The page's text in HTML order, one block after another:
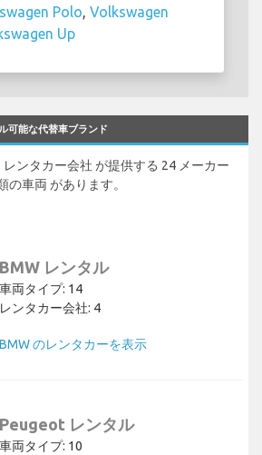
Polo, Volkswagen
Up
可能な代替車ブランド
ンタカー会社 が提供する 24 メーカー
の車両 があります。
BMW レンタル
車両タイプ: 14
レンタカー会社: 4
BMW のレンタカーを表示
Peugeot レンタル
車両タイプ: 10